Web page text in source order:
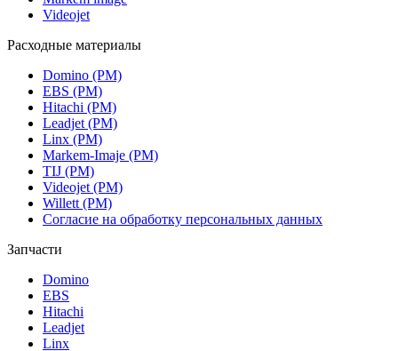
Videojet
Расходные материалы
Domino (РМ)
EBS (РМ)
Hitachi (РМ)
Leadjet (РМ)
Linx (РМ)
Markem-Imaje (РМ)
TIJ (РМ)
Videojet (РМ)
Willett (РМ)
Согласие на обработку персональных данных
Запчасти
Domino
EBS
Hitachi
Leadjet
Linx